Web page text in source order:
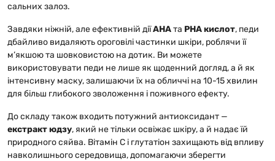
сальних залоз.
Завдяки ніжній, але ефективній діїAHAта PHA кислот, педи
дбайливо видаляють ороговілі частинки шкіри, роблячи її
м’якшою та шовковистою на дотик. Ви можете
використовувати педи не лише як щоденний догляд, а й як
інтенсивну маску, залишаючи їх на обличчі на 10-15 хвилин
для більш глибокого зволоження і поживного ефекту.
До складу також входить потужний антиоксидант —
екстракт юдзу, який не тільки освіжає шкіру, а й надає їй
природного сяйва. Вітамін С і глутатіон захищають від впливу
навколишнього середовища, допомагаючи зберегти